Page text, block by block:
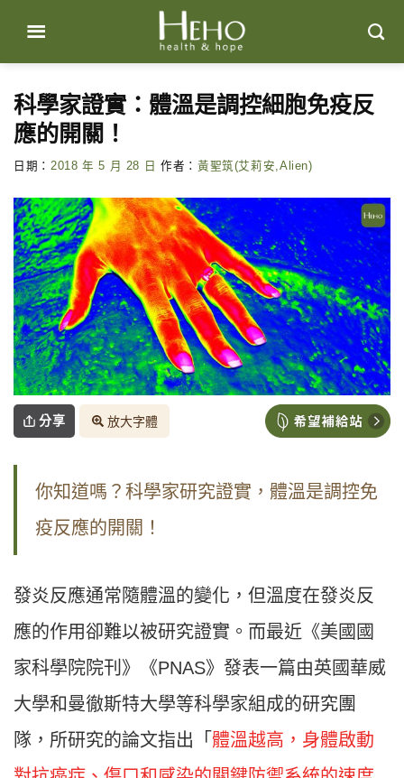
content
科學家證實：體溫是調控細胞免疫反
應的開關！
日期： 2018 年 5 月 28 日 作者： 黃聖筑(艾莉安,Alien)
分享 放大字體
你知道嗎？科學家研究證實，體溫是調控免
疫反應的開關！
發炎反應通常隨體溫的變化，但溫度在發炎反
應的作用卻難以被研究證實。而最近《美國國
家科學院院刊》《PNAS》發表一篇由英國華威
大學和曼徹斯特大學等科學家組成的研究團
隊，所研究的論文指出「 體溫越高，身體啟動